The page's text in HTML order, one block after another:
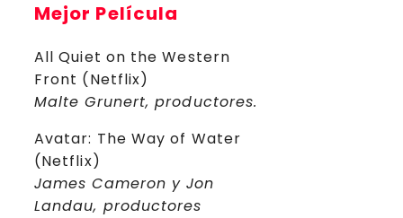
Mejor Película
All Quiet on the Western
Front (Netflix)
Malte Grunert, productores.
Avatar: The Way of Water
(Netflix)
James Cameron y Jon
Landau, productores